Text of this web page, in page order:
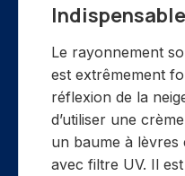
Indispensable
Le rayonnement
est extrêmement
réflexion de la
d’utiliser une
un baume à lèvres
avec filtre UV. Il